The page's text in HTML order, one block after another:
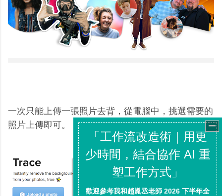
一次只能上傳一張照片去背，從電腦中，挑選需要的
照片上傳即可。